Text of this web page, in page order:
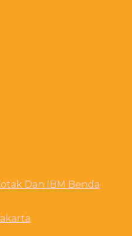
Dan IBM Benda